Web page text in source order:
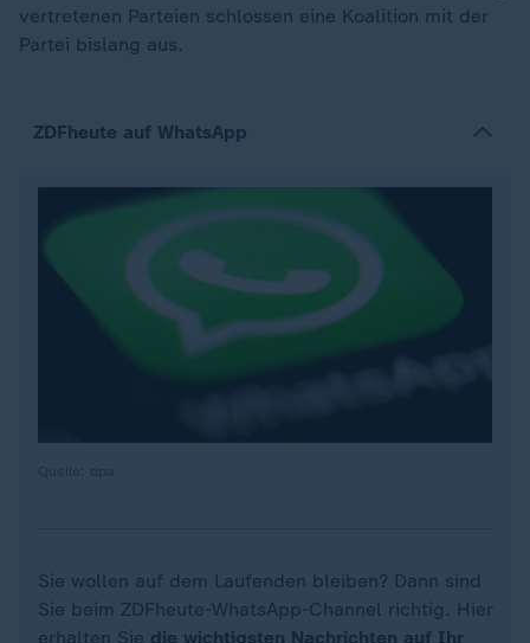
vertretenen Parteien schlossen eine Koalition mit der
Partei bislang aus.
ZDFheute auf WhatsApp
Sie wollen auf dem Laufenden bleiben? Dann sind
Sie beim ZDFheute-WhatsApp-Channel richtig. Hier
erhalten Sie die wichtigsten Nachrichten auf Ihr